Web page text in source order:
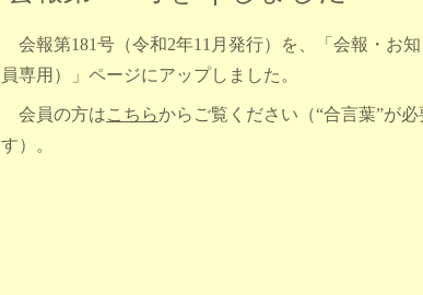
会報第181号（令和2年11月発行）を、「会報・お
員専用）」ページにアップしました。
会員の方はこちらからご覧ください（“合言葉”が必
す）。